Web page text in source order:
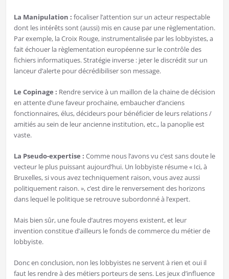
La Manipulation : focaliser l’attention sur un acteur respectable
dont les intérêts sont (aussi) mis en cause par une règlementation.
Par exemple, la Croix Rouge, instrumentalisée par les lobbyistes, a
fait échouer la règlementation européenne sur le contrôle des
fichiers informatiques. Stratégie inverse : jeter le discrédit sur un
lanceur d’alerte pour décrédibiliser son message.
Le Copinage : Rendre service à un maillon de la chaine de décision
en attente d’une faveur prochaine, embaucher d’anciens
fonctionnaires, élus, décideurs pour bénéficier de leurs relations /
amitiés au sein de leur ancienne institution, etc., la panoplie est
vaste.
La Pseudo-expertise : Comme nous l’avons vu c’est sans doute le
vecteur le plus puissant aujourd’hui. Un lobbyiste résume « Ici, à
Bruxelles, si vous avez techniquement raison, vous avez aussi
politiquement raison. », c’est dire le renversement des horizons
dans lequel le politique se retrouve subordonné à l’expert.
Mais bien sûr, une foule d’autres moyens existent, et leur
invention constitue d’ailleurs le fonds de commerce du métier de
lobbyiste.
Donc en conclusion, non les lobbyistes ne servent à rien et oui il
faut les rendre à des métiers porteurs de sens. Les jeux d’influence